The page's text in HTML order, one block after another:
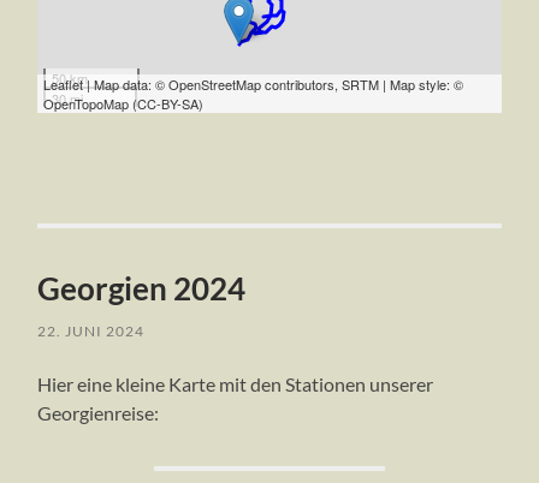
50 km
30 mi
Leaflet | Map data: © OpenStreetMap contributors, SRTM | Map style: ©
OpenTopoMap (CC-BY-SA)
Georgien 2024
22. JUNI 2024
Hier eine kleine Karte mit den Stationen unserer
Georgienreise: